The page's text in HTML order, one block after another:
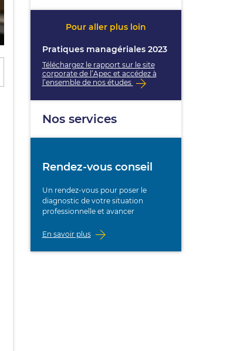
Pour aller plus loin
Pratiques managériales 2023
Téléchargez le rapport sur le site
corporate de l’Apec et accédez à
l’ensemble de nos études
Nos services
Rendez-vous conseil
Un rendez-vous pour poser le
diagnostic de votre situation
professionnelle et avancer
En savoir plus